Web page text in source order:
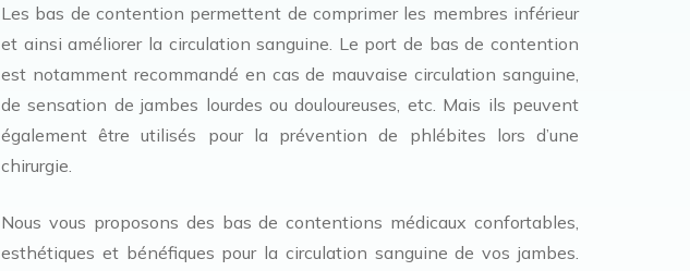
Les bas de contention permettent de comprimer les membres inférieur
et ainsi améliorer la circulation sanguine. Le port de bas de contention
est notamment recommandé en cas de mauvaise circulation sanguine,
de sensation de jambes lourdes ou douloureuses, etc. Mais ils peuvent
également être utilisés pour la prévention de phlébites lors d’une
chirurgie.
Nous vous proposons des bas de contentions médicaux confortables,
esthétiques et bénéfiques pour la circulation sanguine de vos jambes.